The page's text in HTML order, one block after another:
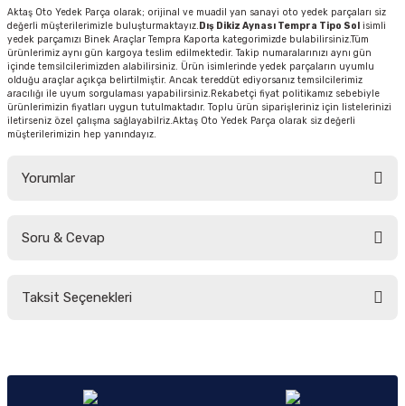
Aktaş Oto Yedek Parça olarak; orijinal ve muadil yan sanayi oto yedek parçaları siz
değerli müşterilerimizle buluşturmaktayız.Dış Dikiz Aynası Tempra Tipo Sol isimli
yedek parçamızı Binek Araçlar Tempra Kaporta kategorimizde bulabilirsiniz.Tüm
ürünlerimiz aynı gün kargoya teslim edilmektedir. Takip numaralarınızı aynı gün
içinde temsilcilerimizden alabilirsiniz. Ürün isimlerinde yedek parçaların uyumlu
olduğu araçlar açıkça belirtilmiştir. Ancak tereddüt ediyorsanız temsilcilerimiz
aracılığı ile uyum sorgulaması yapabilirsiniz.Rekabetçi fiyat politikamız sebebiyle
ürünlerimizin fiyatları uygun tutulmaktadır. Toplu ürün siparişleriniz için listelerinizi
iletirseniz özel çalışma sağlayabilriz.Aktaş Oto Yedek Parça olarak siz değerli
müşterilerimizin hep yanındayız.
Yorumlar
Soru & Cevap
Taksit Seçenekleri